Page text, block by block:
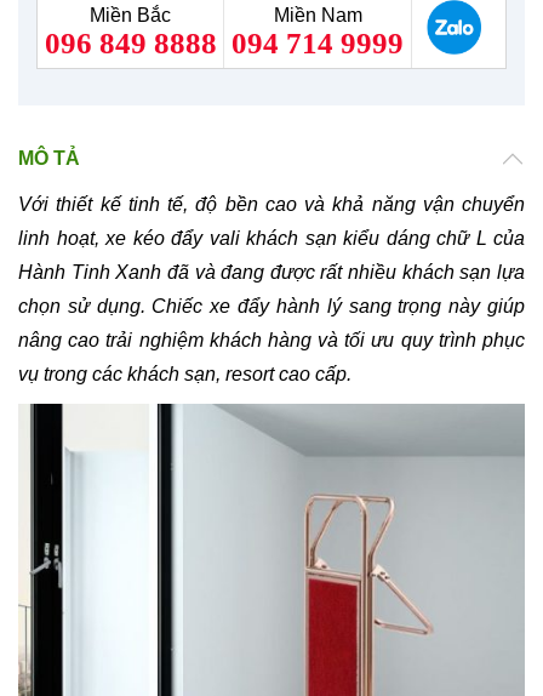
Miền Bắc
096 849 8888
Miền Nam
094 714 9999
MÔ TẢ
Với thiết kế tinh tế, độ bền cao và khả năng vận chuyển
linh hoạt, xe kéo đẩy vali khách sạn kiểu dáng chữ L của
Hành Tinh Xanh đã và đang được rất nhiều khách sạn lựa
chọn sử dụng. Chiếc xe đẩy hành lý sang trọng này giúp
nâng cao trải nghiệm khách hàng và tối ưu quy trình phục
vụ trong các khách sạn, resort cao cấp.